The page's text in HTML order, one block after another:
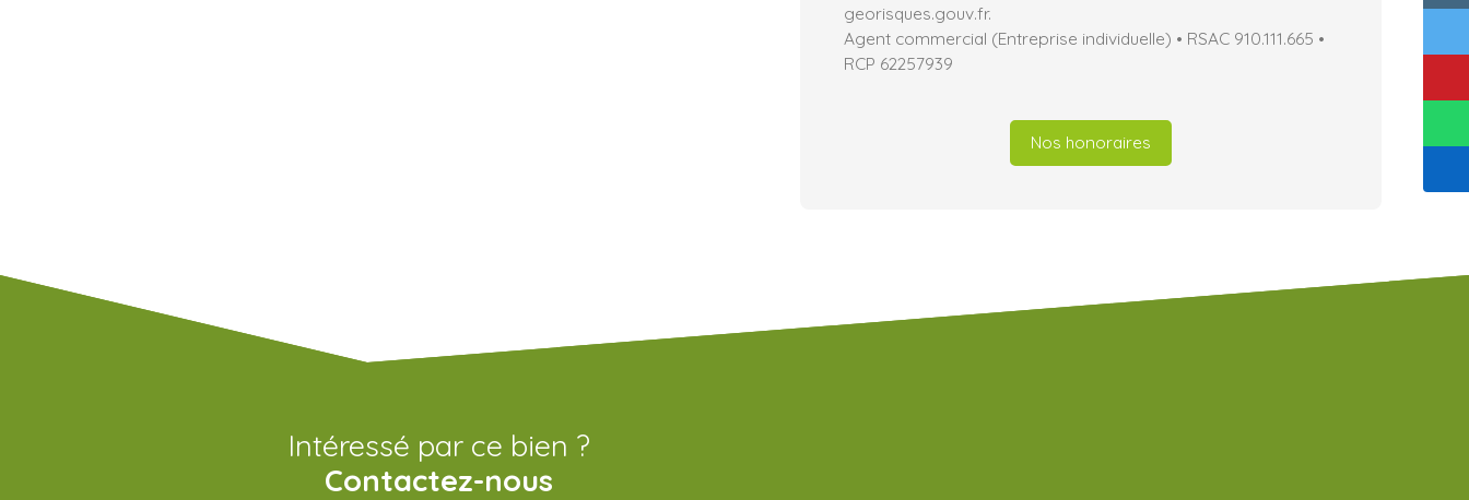
georisques.gouv.fr.
Agent commercial (Entreprise individuelle) • RSAC 910.111.665 •
RCP 62257939
Nos honoraires
Intéressé par ce bien ?
Contactez-nous